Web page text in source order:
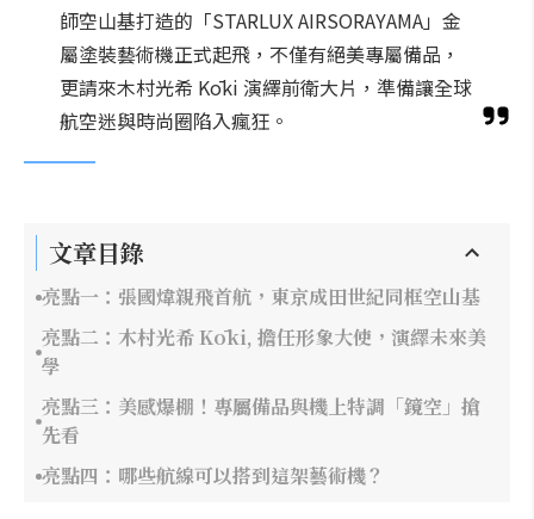
師空山基打造的「STARLUX AIRSORAYAMA」金
屬塗裝藝術機正式起飛，不僅有絕美專屬備品，
更請來木村光希 Kōki 演繹前衛大片，準備讓全球
航空迷與時尚圈陷入瘋狂。
文章目錄
亮點一：張國煒親飛首航，東京成田世紀同框空山基
亮點二：木村光希 Kōki, 擔任形象大使，演繹未來美
學
亮點三：美感爆棚！專屬備品與機上特調「鏡空」搶
先看
亮點四：哪些航線可以搭到這架藝術機？